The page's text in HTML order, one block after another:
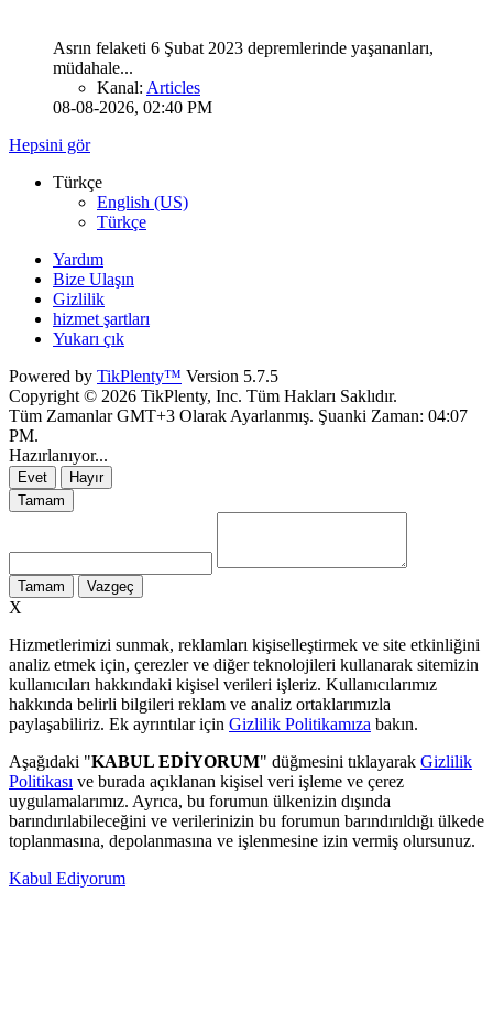
Asrın felaketi 6 Şubat 2023 depremlerinde yaşananları,
müdahale...
Kanal: Articles
08-08-2026, 02:40 PM
Hepsini gör
Türkçe
English (US)
Türkçe
Yardım
Bize Ulaşın
Gizlilik
hizmet şartları
Yukarı çık
Powered by TikPlenty™ Version 5.7.5
Copyright © 2026 TikPlenty, Inc. Tüm Hakları Saklıdır.
Tüm Zamanlar GMT+3 Olarak Ayarlanmış. Şuanki Zaman: 04:07
PM.
Hazırlanıyor...
Evet
Hayır
Tamam
Tamam Vazgeç
X
Hizmetlerimizi sunmak, reklamları kişiselleştirmek ve site etkinliğini
analiz etmek için, çerezler ve diğer teknolojileri kullanarak sitemizin
kullanıcıları hakkındaki kişisel verileri işleriz. Kullanıcılarımız
hakkında belirli bilgileri reklam ve analiz ortaklarımızla
paylaşabiliriz. Ek ayrıntılar için Gizlilik Politikamıza bakın.
Aşağıdaki "KABUL EDİYORUM" düğmesini tıklayarak Gizlilik
Politikası ve burada açıklanan kişisel veri işleme ve çerez
uygulamalarımız. Ayrıca, bu forumun ülkenizin dışında
barındırılabileceğini ve verilerinizin bu forumun barındırıldığı ülkede
toplanmasına, depolanmasına ve işlenmesine izin vermiş olursunuz.
Kabul Ediyorum